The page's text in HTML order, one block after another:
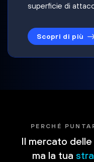
superficie di
Scopri di più
PERCHÉ
Il mercato
ma la tua